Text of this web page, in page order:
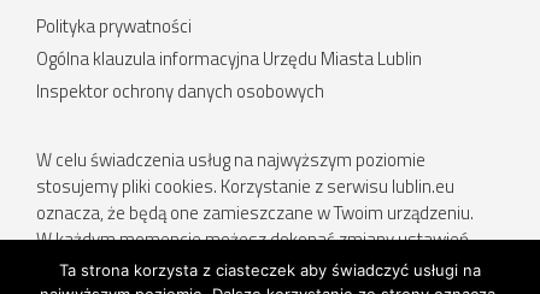
Polityka prywatności
Ogólna klauzula informacyjna Urzędu Miasta Lublin
Inspektor ochrony danych osobowych
W celu świadczenia usług na najwyższym poziomie
stosujemy pliki cookies. Korzystanie z serwisu lublin.eu
oznacza, że będą one zamieszczane w Twoim urządzeniu.
W każdym momencie możesz dokonać zmiany ustawień
Twojej przeglądarki. Więcej informacji w Polityce prywatności.
Ta strona korzysta z ciasteczek aby świadczyć usługi na